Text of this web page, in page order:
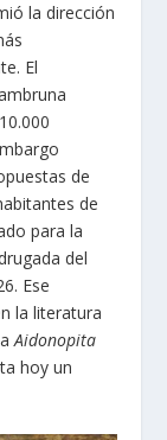
la dirección
El
de
de
para la
del
Ese
la literatura
Aidonopita
hoy un